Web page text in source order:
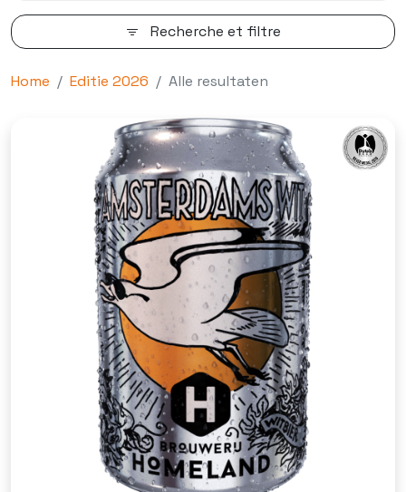
Recherche et filtre
Home Editie 2026 Alle resultaten